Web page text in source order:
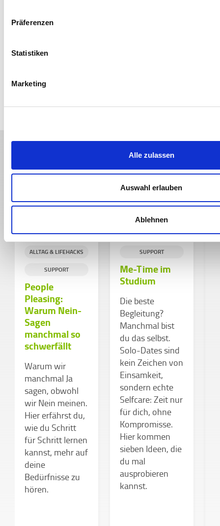
Präferenzen
Statistiken
Marketing
Alle zulassen
Auswahl erlauben
Ablehnen
www.dzhw.eu/pdf/21/
nimm sie an. In: Der Anti-Stress-Trainer für
Wiesbaden.
Weitere spannende Themen
ICHES
ALLTAG & LIFEHACKS
SUPPORT
People
Pleasing:
Warum Nein-
Sagen
manchmal so
schwerfällt
Warum wir
manchmal Ja
sagen, obwohl
wir Nein meinen.
Hier erfährst du,
wie du Schritt
für Schritt lernen
kannst, mehr auf
deine
Bedürfnisse zu
hören.
ICHES
SUPPORT
Me-Time im
Studium
Die beste
Begleitung?
Manchmal bist
du das selbst.
Solo-Dates sind
kein Zeichen von
Einsamkeit,
sondern echte
Selfcare: Zeit nur
für dich, ohne
Kompromisse.
Hier kommen
sieben Ideen, die
du mal
ausprobieren
kannst.